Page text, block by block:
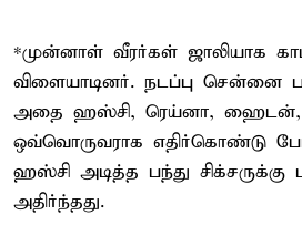
*முன்னாள் வீரர்கள் ஜாலியாக
விளையாடினர். நடப்பு சென்னை
அதை ஹஸ்சி, ரெய்னா, ஹைடன்,
ஒவ்வொருவராக எதிர்கொண்டு
ஹஸ்சி அடித்த பந்து
அதிர்ந்தது.